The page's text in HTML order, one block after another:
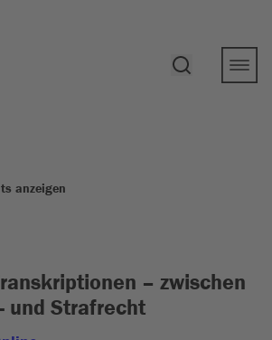
anzeigen
– zwischen
und Strafrecht